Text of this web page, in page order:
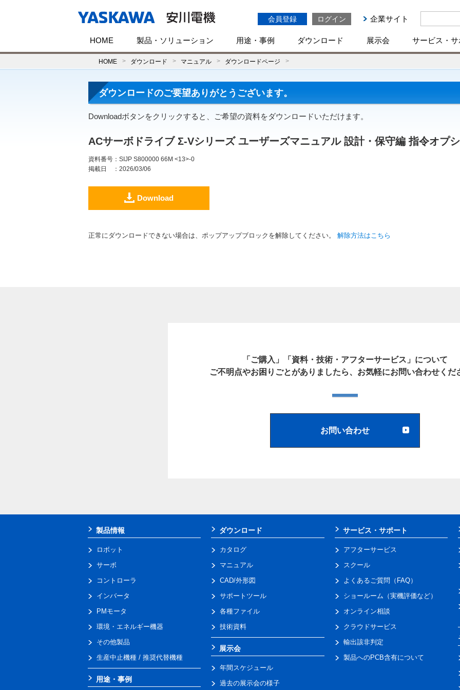
会員登録 ログイン 企業サイト
HOME 製品・ソリューション 用途・事例 ダウンロード 展示会 サービス・
HOME ダウンロード マニュアル ダウンロードページ
ダウンロードのご要望ありがとうございます。
Downloadボタンをクリックすると、ご希望の資料をダウンロードいただけます。
ACサーボドライブ Σ-Vシリーズ ユーザーズマニュアル 設計・保守編 指令オプ
資料番号 ：SIJP S800000 66M <13>-0
掲載日
：2026/03/06
Download
正常にダウンロードできない場合は、ポップアップブロックを解除してください。 解除方法はこちら
「ご購入」「資料・技術・アフターサービス」について
ご不明点やお困りごとがありましたら、お気軽にお問い合わせくだ
お問い合わせ
製品情報
ロボット
サーボ
コントローラ
インバータ
PMモータ
環境・エネルギー機器
その他製品
生産中止機種 / 推奨代替機種
用途・事例
ダウンロード
カタログ
マニュアル
CAD/外形図
サポートツール
各種ファイル
技術資料
展示会
年間スケジュール
過去の展示会の様子
サービス・サポート
アフターサービス
スクール
よくあるご質問（FAQ）
ショールーム（実機評価など）
オンライン相談
クラウドサービス
輸出該非判定
製品へのPCB含有について